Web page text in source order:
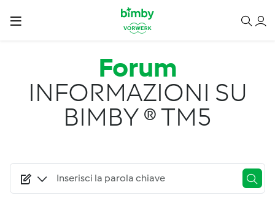
Salta al contenuto principale
Forum
INFORMAZIONI SU
BIMBY ® TM5